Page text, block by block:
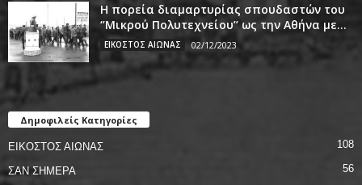
Η πορεία διαμαρτυρίας σπουδαστών του
‘’Μικρού Πολυτεχνείου’’ ως την Αθήνα με...
ΕΙΚΟΣΤΟΣ ΑΙΩΝΑΣ 02/12/2023
Δημοφιλείς Κατηγορίες
ΕΙΚΟΣΤΟΣ ΑΙΩΝΑΣ 108
ΣΑΝ ΣΗΜΕΡΑ 56